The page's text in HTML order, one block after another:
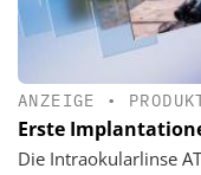
ANZEIGE •
Erste
Die Intraokularlinse